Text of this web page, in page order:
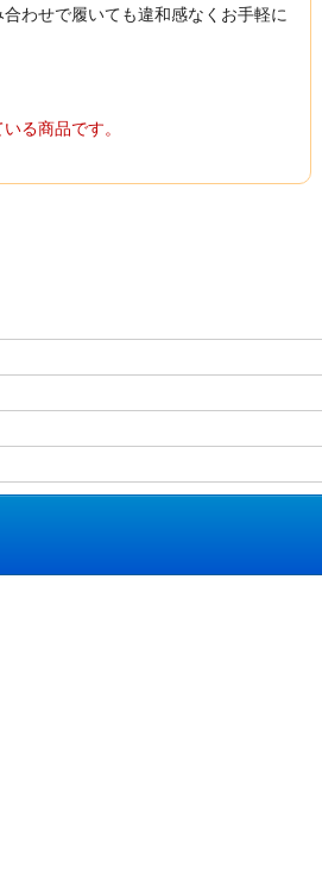
わせで履いても違和感なくお手軽に
る商品です。